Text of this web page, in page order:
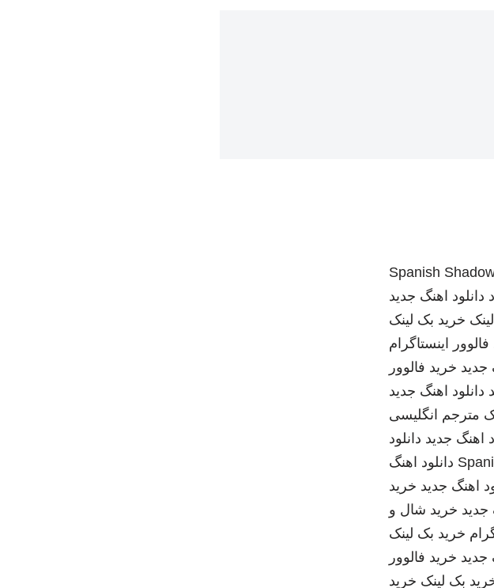
Spanish
دانلود اهنگ جدید
خرید بک لینک
اینستاگرام
جدید خرید فالوور
دانلود اهنگ جدید
مترجم انگلیسی
اهنگ جدید دانلود
دانلود اهنگ
اهنگ جدید خرید
جدید خرید شال و
خرید بک لینک
جدید خرید فالوور
بک لینک خرید